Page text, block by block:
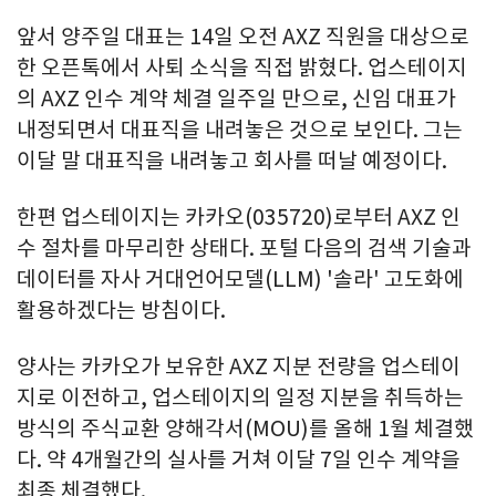
앞서 양주일 대표는 14일 오전 AXZ 직원을 대상으로
한 오픈톡에서 사퇴 소식을 직접 밝혔다. 업스테이지
의 AXZ 인수 계약 체결 일주일 만으로, 신임 대표가
내정되면서 대표직을 내려놓은 것으로 보인다. 그는
이달 말 대표직을 내려놓고 회사를 떠날 예정이다.
한편 업스테이지는 카카오(035720)로부터 AXZ 인
수 절차를 마무리한 상태다. 포털 다음의 검색 기술과
데이터를 자사 거대언어모델(LLM) '솔라' 고도화에
활용하겠다는 방침이다.
양사는 카카오가 보유한 AXZ 지분 전량을 업스테이
지로 이전하고, 업스테이지의 일정 지분을 취득하는
방식의 주식교환 양해각서(MOU)를 올해 1월 체결했
다. 약 4개월간의 실사를 거쳐 이달 7일 인수 계약을
최종 체결했다.